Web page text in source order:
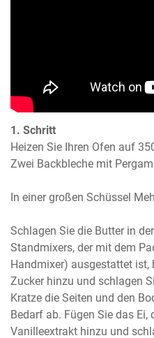
1. Schritt
Heizen Sie Ihren Ofen auf
Zwei Backbleche mit
In einer großen Schüssel
Schlagen Sie die Butter in
Standmixers, der mit dem
Handmixer) ausgestattet ist,
Zucker hinzu und schlagen
Kratze die Seiten und den
Bedarf ab. Fügen Sie das Ei,
Vanilleextrakt hinzu und